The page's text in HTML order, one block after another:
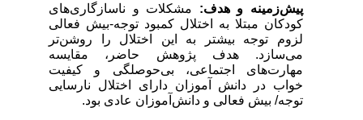
پیش‌زمینه و هدف: مشکلات و ناسازگاری‌های
کودکان مبتلا به اختلال کمبود توجه-بیش فعالی
لزوم توجه بیشتر به این اختلال را روشن‌تر
می‌سازد. هدف پژوهش حاضر، مقایسه
مهارت‌های اجتماعی، بی‌حوصلگی و کیفیت
خواب در دانش آموزان دارای اختلال نارسایی
توجه/ بیش فعالی و دانش‌آموزان عادی بود.